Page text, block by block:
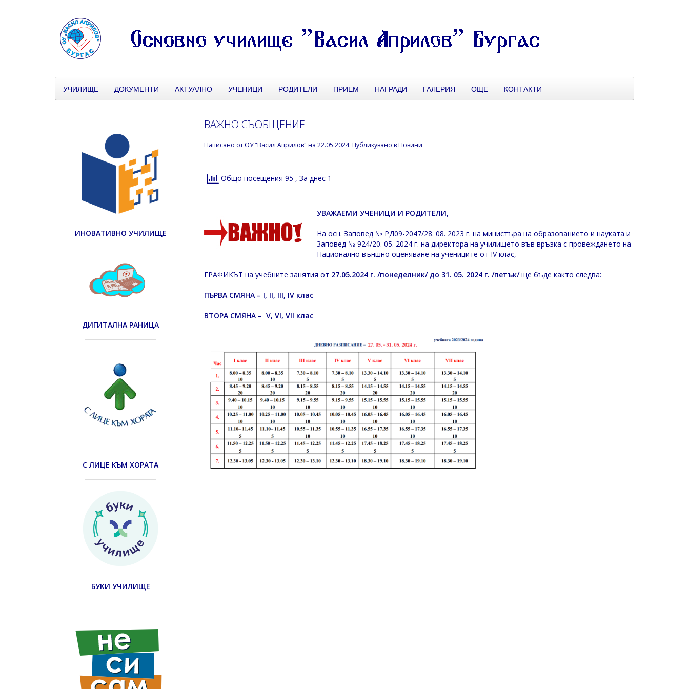
УЧИЛИЩЕ ДОКУМЕНТИ АКТУАЛНО УЧЕНИЦИ РОДИТЕЛИ ПРИЕМ НАГРАДИ ГАЛЕРИЯ ОЩЕ КОНТАКТИ
ВАЖНО СЪОБЩЕНИЕ
Написано от ОУ "Васил Априлов" на22.05.2024. Публикувано вНовини
Общо посещения 95 , За днес 1
УВАЖАЕМИ УЧЕНИЦИ И РОДИТЕЛИ,
На осн. Заповед № РД09-2047/28. 08. 2023 г. на министъра на образованието и науката и
Заповед № 924/20. 05. 2024 г. на директора на училището във връзка с провеждането на
Национално външно оценяване на учениците от IV клас,
ГРАФИКЪТ на учебните занятия от 27.05.2024 г. /понеделник/ до 31. 05. 2024 г. /петък/ще бъде както следва:
ПЪРВА СМЯНА – I, II, III, IV клас
ВТОРА СМЯНА – V, VI, VII клас
ИНОВАТИВНО УЧИЛИЩЕ
ДИГИТАЛНА РАНИЦА
С ЛИЦЕ КЪМ ХОРАТА
БУКИ УЧИЛИЩЕ